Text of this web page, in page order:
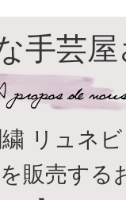
手芸
リュネビ
販売する